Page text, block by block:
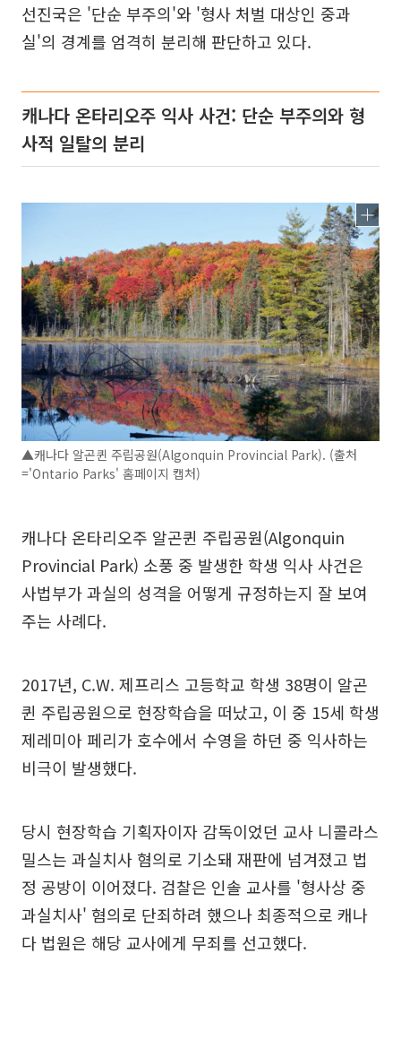
선진국은 '단순 부주의'와 '형사 처벌 대상인 중과
실'의 경계를 엄격히 분리해 판단하고 있다.
캐나다 온타리오주 익사 사건: 단순 부주의와 형
사적 일탈의 분리
▲캐나다 알곤퀸 주립공원(Algonquin Provincial Park). (출처
='Ontario Parks' 홈페이지 캡처)
캐나다 온타리오주 알곤퀸 주립공원(Algonquin
Provincial Park) 소풍 중 발생한 학생 익사 사건은
사법부가 과실의 성격을 어떻게 규정하는지 잘 보여
주는 사례다.
2017년, C.W. 제프리스 고등학교 학생 38명이 알곤
퀸 주립공원으로 현장학습을 떠났고, 이 중 15세 학생
제레미아 페리가 호수에서 수영을 하던 중 익사하는
비극이 발생했다.
당시 현장학습 기획자이자 감독이었던 교사 니콜라스
밀스는 과실치사 혐의로 기소돼 재판에 넘겨졌고 법
정 공방이 이어졌다. 검찰은 인솔 교사를 '형사상 중
과실치사' 혐의로 단죄하려 했으나 최종적으로 캐나
다 법원은 해당 교사에게 무죄를 선고했다.